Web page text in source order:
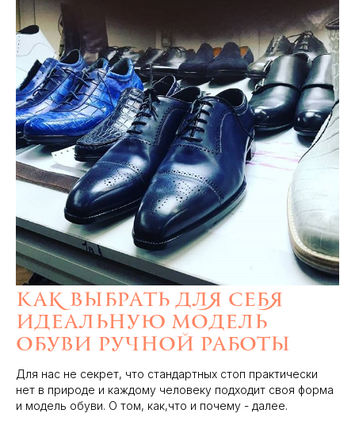
Как выбрать для себя
идеальную модель
обуви ручной работы
Для нас не секрет, что стандартных стоп практически
нет в природе и каждому человеку подходит своя форма
и модель обуви. О том, как,что и почему - далее.